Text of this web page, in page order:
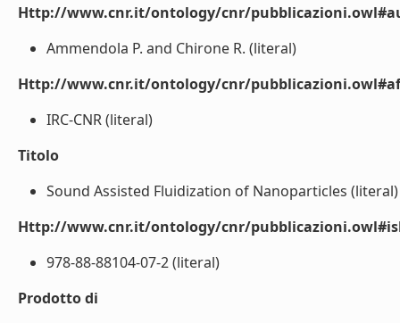
Http://www.cnr.it/ontology/cnr/
Ammendola P. and Chirone R. (literal)
Http://www.cnr.it/ontology/cnr/
IRC-CNR (literal)
Titolo
Sound Assisted Fluidization of Nanoparticles (literal)
Http://www.cnr.it/ontology/cnr/
978-88-88104-07-2 (literal)
Prodotto di